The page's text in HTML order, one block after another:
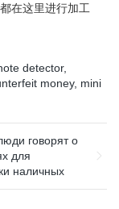
在这里进行加工
detector,
money, mini
говорят о
для
наличных